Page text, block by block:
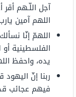
ﺁﺟﻞ ﺍﻟﻠّـﻬﻢ
ﺍﻟﻠﻬﻢ آمين
اللهمّ إنّا
الفلسطينية
يده، واحفظ
ربنا إنّ
فيهم عجائب